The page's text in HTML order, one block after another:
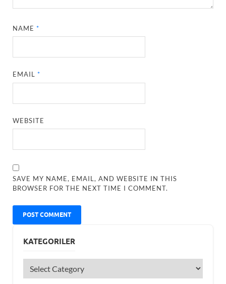
NAME*
EMAIL*
WEBSITE
SAVE MY NAME, EMAIL, AND WEBSITE IN THIS
BROWSER FOR THE NEXT TIME I COMMENT.
KATEGORILER